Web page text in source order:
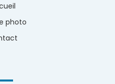
photo